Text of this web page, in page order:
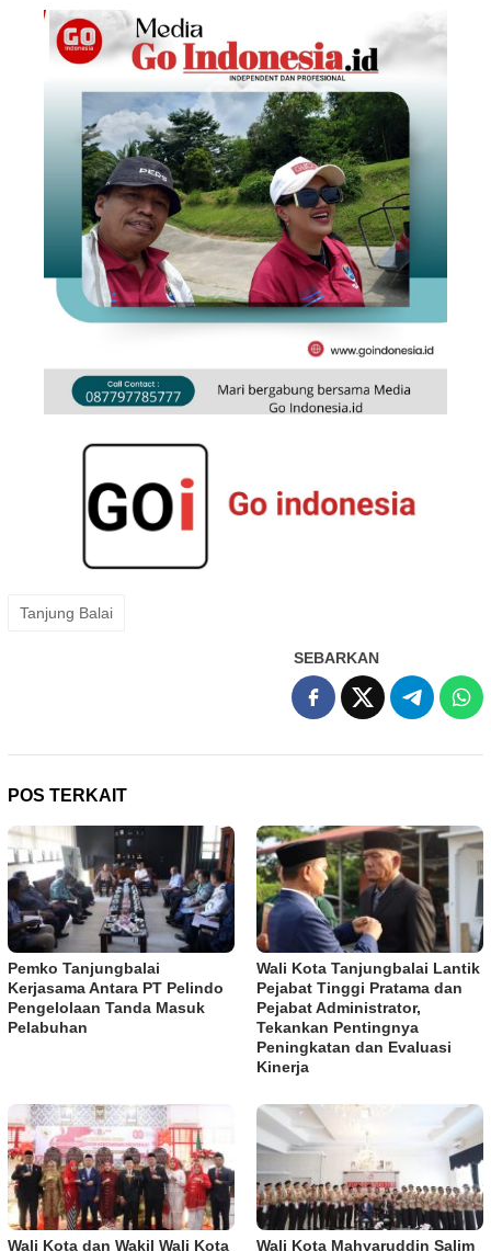
Tanjung Balai
SEBARKAN
POS TERKAIT
Pemko Tanjungbalai
Kerjasama Antara PT Pelindo
Pengelolaan Tanda Masuk
Pelabuhan
Wali Kota Tanjungbalai Lantik
Pejabat Tinggi Pratama dan
Pejabat Administrator,
Tekankan Pentingnya
Peningkatan dan Evaluasi
Kinerja
Wali Kota dan Wakil Wali Kota
Wali Kota Mahyaruddin Salim